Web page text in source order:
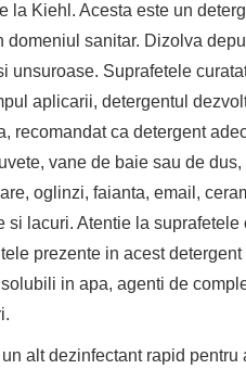
la Kiehl. Acesta este un
domeniul sanitar. Dizolva
unsuroase. Suprafetele
aplicarii, detergentul
recomandat ca detergent
vane de baie sau de
oglinzi, faianta, email,
si lacuri. Atentie la
prezente in acest
in apa, agenti de
alt dezinfectant rapid